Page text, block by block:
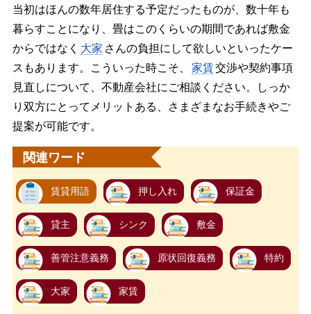
当初はほんの数年居住する予定だったものが、数十年も
暮らすことになり、畳はこのくらいの期間であれば敷金
からではなく 大家 さんの負担にして欲しいといったケー
スもあります。こういった時こそ、
家賃交渉や契約事項
見直しについて、不動産会社にご相談ください。しっか
り双方にとってメリットある、さまざまなお手続きやご
提案が可能です。
関連ワード
賃貸用語 押し入れ 保証金
貸主 シンク 敷金
善管注意義務 原状回復義務 特約
大家 家賃